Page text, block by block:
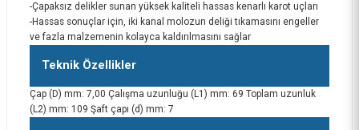
-Çapaksız delikler sunan yüksek kaliteli hassas kenarlı karot uçları
-Hassas sonuçlar için, iki kanal molozun deliği tıkamasını engeller
ve fazla malzemenin kolayca kaldırılmasını sağlar
Teknik Özellikler
Çap (D) mm: 7,00 Çalışma uzunluğu (L1) mm: 69 Toplam uzunluk
(L2) mm: 109 Şaft çapı (d) mm: 7